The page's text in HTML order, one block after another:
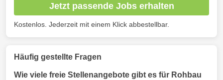
Jetzt passende Jobs erhalten
Kostenlos. Jederzeit mit einem Klick abbestellbar.
Häufig gestellte Fragen
Wie viele freie Stellenangebote gibt es für Rohbau